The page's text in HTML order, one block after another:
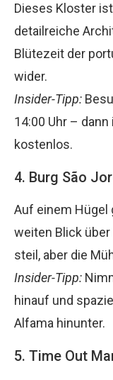
Dieses Kloster
detailreiche
Blütezeit der
wider.
Insider-Tipp:
14:00 Uhr –
kostenlos.
4. Burg São
Auf einem Hügel
weiten Blick
steil, aber die
Insider-Tipp:
hinauf und
Alfama hinunter.
5. Time Out